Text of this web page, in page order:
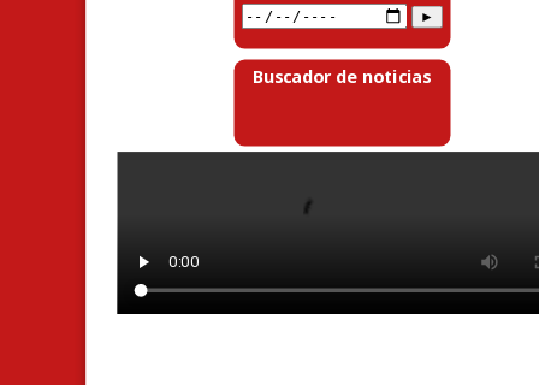
Buscador de noticias